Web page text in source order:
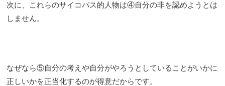
次に、これらのサイコパス的人物は④自分の非を認めようとは
しません。
なぜなら⑤自分の考えや自分がやろうとしていることがいかに
正しいかを正当化するのが得意だからです。